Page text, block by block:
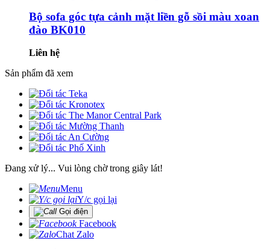
Bộ sofa góc tựa cảnh mặt liền gỗ sồi màu xoan
đào BK010
Liên hệ
Sản phẩm đã xem
Đang xử lý... Vui lòng chờ trong giây lát!
Menu
Y/c gọi lại
Gọi điện
Facebook
Chat Zalo